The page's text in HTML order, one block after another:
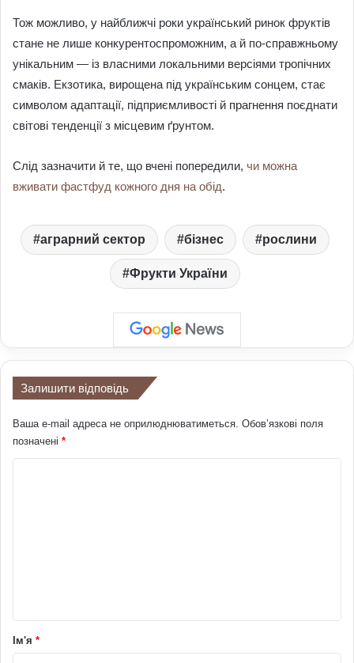
Тож можливо, у найближчі роки український ринок фруктів
стане не лише конкурентоспроможним, а й по-справжньому
унікальним — із власними локальними версіями тропічних
смаків. Екзотика, вирощена під українським сонцем, стає
символом адаптації, підприємливості й прагнення поєднати
світові тенденції з місцевим ґрунтом.
Слід зазначити й те, що вчені попередили, чи можна
вживати фастфуд кожного дня на обід.
аграрний сектор бізнес рослини
Фрукти України
Залишити відповідь
Ваша e-mail адреса не оприлюднюватиметься. Обов’язкові поля
позначені *
рІм'я *